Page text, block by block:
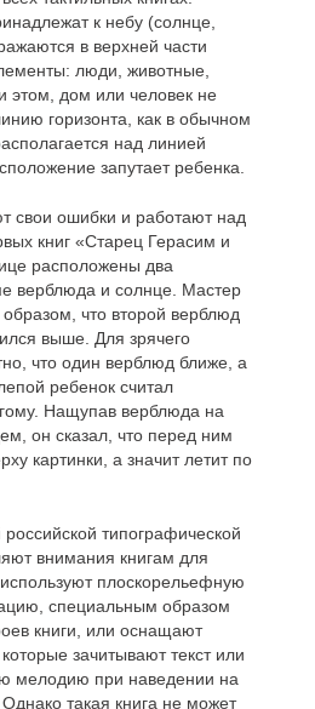
к небу (солнце,
в верхней части
люди, животные,
этом, дом или человек не
горизонта, как в обычном
над линией
запутает ребенка.
свои ошибки и работают над
книг «Старец Герасим и
расположены два
верблюда и солнце. Мастер
что второй верблюд
выше. Для зрячего
что один верблюд ближе, а
ребенок считал
Нащупав верблюда на
он сказал, что перед ним
картинки, а значит летит по
типографической
внимания книгам для
плоскорельефную
специальным образом
книги, или оснащают
зачитывают текст или
мелодию при наведении на
такая книга не может